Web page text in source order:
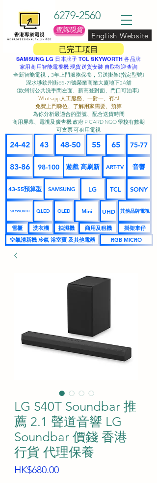
已完工項目
6279-2560
查詢現貨
English Website
SAMSUNG LG 日本牌子 TCL SKYWORTH 各品牌
家用商用智能電視機 現貨送貨安裝 自取歡迎查詢
全新智能電視，3年上門服務保養，另送掛架(指定型號)
深水埗欽州街65-71號榮業商業大廈地下2A舖
(欽州街公共洗手間左面、新高登對面、門口可泊車) ​
Whatsapp 人工服務、一對一、冇AI
免費上門睇位、了解用家需要、預算
為你分析最適合的型號、配合送貨時間
商用屏幕、電視及廣告機 政府 P CARD NGO 學校有數期
可支票 可租用電視
24-42 43 48-50 55 65 75-77
83-86 98-100 遊戲 高刷新 ART-TV 音響
43-55預算型 SAMSUNG LG TCL SONY
SKYWORTH QLED OLED Mini UHD 其他品牌電視
雪櫃 洗衣機 抽濕機 商用及租機
掛架車仔
空氣清新機 冷氣 浴室寶 及其他電器
RGB MICRO
LG S40T Soundbar 推
薦 2.1 聲道音響 LG
Soundbar 價錢 香港
行貨 代理保養
HK$680.00價